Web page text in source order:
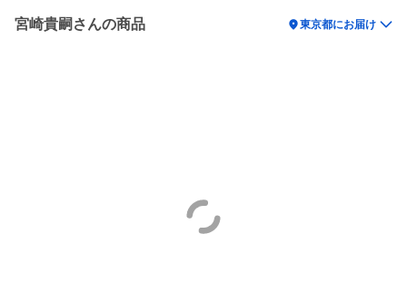
宮崎貴嗣さんの商品 location_on東京都にお届け